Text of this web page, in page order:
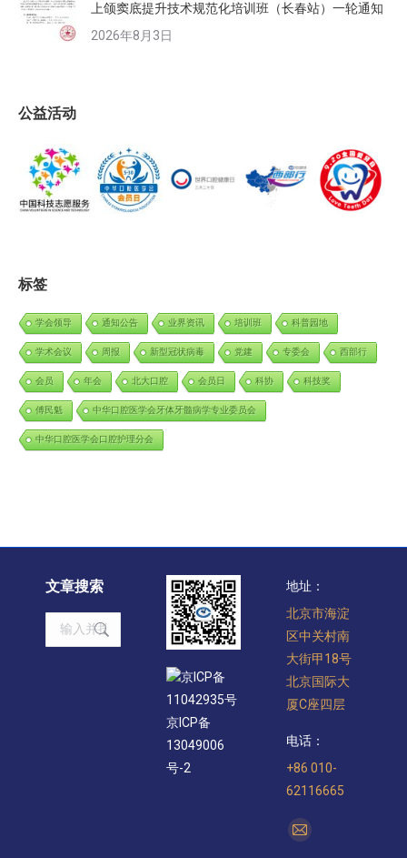
上颌窦底提升技术规范化培训班（长春站）一轮通知
2026年8月3日
公益活动
标签
学会领导 通知公告 业界资讯 培训班 科普园地
学术会议 周报 新型冠状病毒 党建 专委会 西部行
会员 年会 北大口腔 会员日 科协 科技奖
傅民魁 中华口腔医学会牙体牙髓病学专业委员会
中华口腔医学会口腔护理分会
文章搜索
Search:
京ICP备
11042935号
京ICP备
13049006
号-2
地址：
北京市海淀
区中关村南
大街甲18号
北京国际大
厦C座四层
电话：
+86 010-
62116665
找到我们：
Mail